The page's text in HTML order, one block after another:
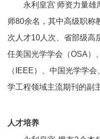
永利皇宫 师资力量雄
师80余名，其中高级职称
次人才10 人次、省部级高
任美国光学学会（OSA）
（ IEEE）、中国光学学
学工程领域主流期刊的副
人才培养